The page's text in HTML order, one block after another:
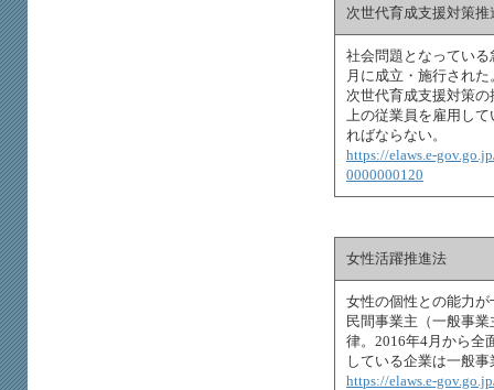
次世代育成支援対策推
社会問題となってい
月に成立・施行され
次世代育成支援対策
上の従業員を雇用し
ればならない。
https://elaws.e-
0000000120
女性活躍推進法
女性の個性との能力
民間事業主（一般事
律。2016年4月から全
している企業は一般
https://elaws.e-